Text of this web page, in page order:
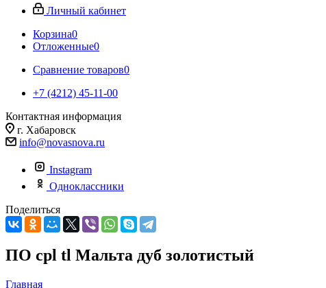
Личный кабинет
Корзина0
Отложенные0
Сравнение товаров0
+7 (4212) 45-11-00
Контактная информация
г. Хабаровск
info@novasnova.ru
Instagram
Одноклассники
Поделиться
ПО cpl tl Мальта дуб золотистый
Главная